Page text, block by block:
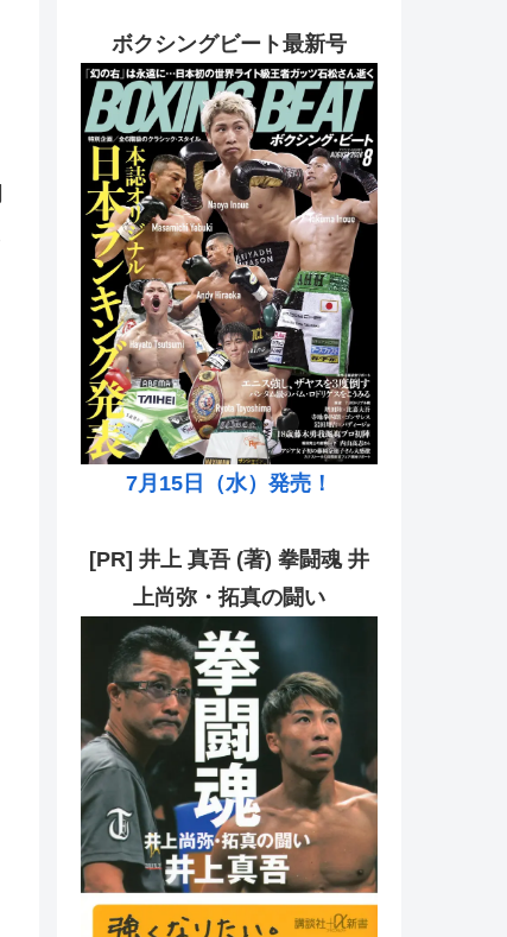
ボクシングビート最新号
7月15日（水）発売！
[PR] 井上 真吾 (著) 拳闘魂 井
上尚弥・拓真の闘い